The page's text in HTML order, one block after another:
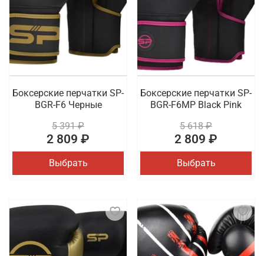
Боксерские перчатки SP-
BGR-F6 Черные
5 391 ₽
2 809 ₽
Выбрать
Боксерские перчатки SP-
BGR-F6MP Black Pink
5 618 ₽
2 809 ₽
Выбрать